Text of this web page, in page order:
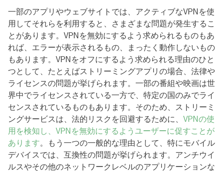
一部のアプリやウェブサイトでは、アクティブなVPNを使
用してそれらを利用すると、さまざまな問題が発生するこ
とがあります。VPNを無効にするよう求められるものもあ
れば、エラーが表示されるもの、まったく動作しないもの
もあります。VPNをオフにするよう求められる理由のひと
つとして、たとえばストリーミングアプリの場合、法律や
ライセンスの問題が挙げられます。一部の番組や映画は世
界中でライセンスされている一方で、特定の国のみでライ
センスされているものもあります。そのため、ストリーミ
ングサービスは、法的リスクを回避するために、 VPNの使
用を検知し、VPNを無効にするようユーザーに促すことが
あります。もう一つの一般的な理由として、特にモバイル
デバイスでは、互換性の問題が挙げられます。アンチウイ
ルスやその他のネットワークレベルのアプリケーションな